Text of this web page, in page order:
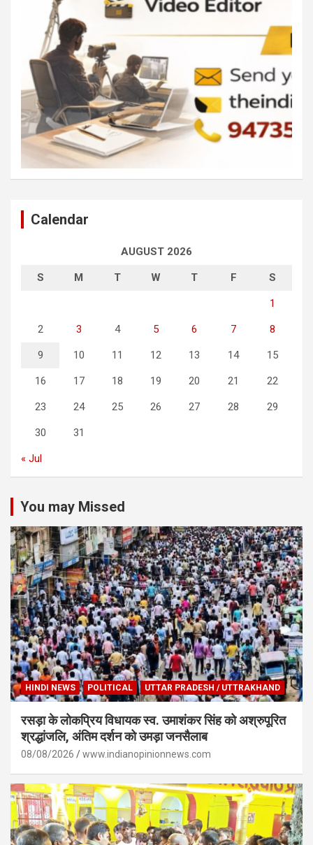
Calendar
AUGUST 2026
S M T W T F S
1
2 3 4 5 6 7 8
9 10 11 12 13 14 15
16 17 18 19 20 21 22
23 24 25 26 27 28 29
30 31
« Jul
You may Missed
HINDI NEWS POLITICAL UTTAR PRADESH / UTTRAKHAND
रसड़ा के लोकप्रिय विधायक स्व. उमाशंकर सिंह को अश्रुपूरित
श्रद्धांजलि, अंतिम दर्शन को उमड़ा जनसैलाब
08/08/2026 www.indianopinionnews.com